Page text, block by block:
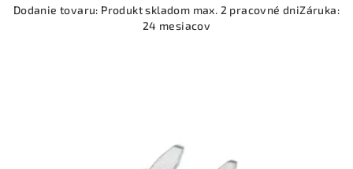
Dodanie tovaru: Produkt skladom max. 2 pracovné dniZáruka:
24 mesiacov